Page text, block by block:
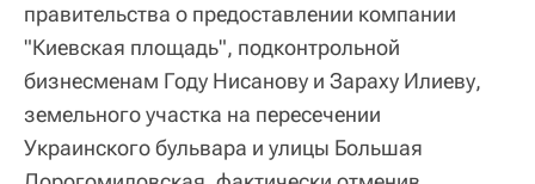
правительства о предоставлении компании
"Киевская площадь", подконтрольной
бизнесменам Году Нисанову и Зараху Илиеву,
земельного участка на пересечении
Украинского бульвара и улицы Большая